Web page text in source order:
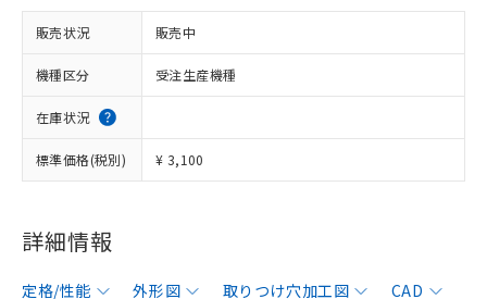
販売状況 販売中
機種区分 受注生産機種
在庫状況
標準価格(税別) ¥ 3,100
詳細情報
定格/性能 外形図 取りつけ穴加工図
CAD